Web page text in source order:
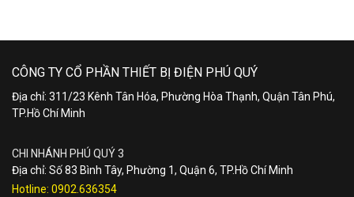
CÔNG TY CỔ PHẦN THIẾT BỊ ĐIỆN PHÚ QUÝ
Địa chỉ: 311/23 Kênh Tân Hóa, Phường Hòa Thạnh, Quận Tân Phú,
TP.Hồ Chí Minh
CHI NHÁNH PHÚ QUÝ 3
Địa chỉ: Số 83 Bình Tây, Phường 1, Quận 6, TP.Hồ Chí Minh
Hotline: 0902.636354